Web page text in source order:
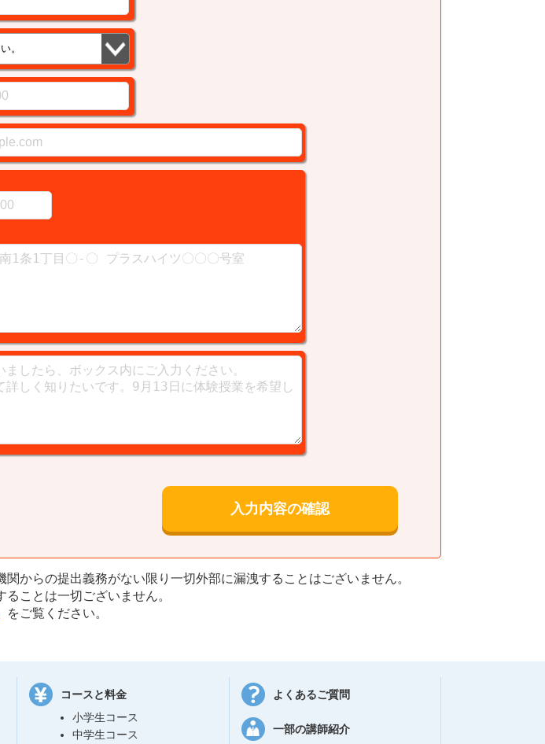
からの提出義務がない限り一切外部に漏洩することはございません。
ことは一切ございません。
」をご覧ください。
コースと料金
小学生コース
中学生コース
よくあるご質問
一部の講師紹介